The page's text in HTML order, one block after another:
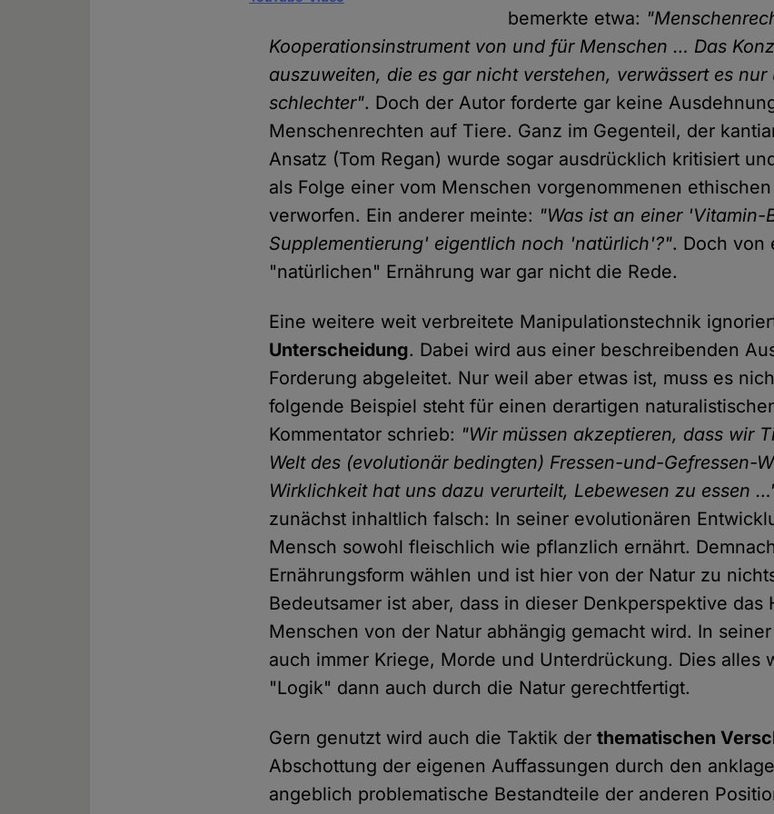
bemerkte etwa:
Kooperationsinstrument von und für Menschen … Das
auszuweiten, die es gar nicht verstehen, verwässert es
schlechter". Doch der Autor forderte gar keine
Menschenrechten auf Tiere. Ganz im Gegenteil, der
Ansatz (Tom Regan) wurde sogar ausdrücklich kritisiert
als Folge einer vom Menschen vorgenommenen
verworfen. Ein anderer meinte: "Was ist an einer 'Vitamin-
Supplementierung' eigentlich noch 'natürlich'?". Doch von
"natürlichen" Ernährung war gar nicht die Rede.
Eine weitere weit verbreitete Manipulationstechnik
Unterscheidung. Dabei wird aus einer beschreibenden
Forderung abgeleitet. Nur weil aber etwas ist, muss es
folgende Beispiel steht für einen derartigen
Kommentator schrieb: "Wir müssen akzeptieren, dass wir
Welt des (evolutionär bedingten) Fressen-und-Gefressen-
Wirklichkeit hat uns dazu verurteilt, Lebewesen zu essen
zunächst inhaltlich falsch: In seiner evolutionären
Mensch sowohl fleischlich wie pflanzlich ernährt.
Ernährungsform wählen und ist hier von der Natur zu
Bedeutsamer ist aber, dass in dieser Denkperspektive das
Menschen von der Natur abhängig gemacht wird. In
auch immer Kriege, Morde und Unterdrückung. Dies alles
"Logik" dann auch durch die Natur gerechtfertigt.
Gern genutzt wird auch die Taktik derthematischen
Abschottung der eigenen Auffassungen durch den
angeblich problematische Bestandteile der anderen